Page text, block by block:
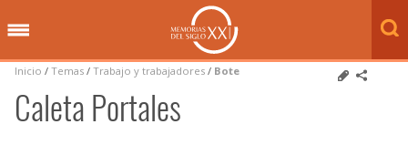
Inicio / Temas / Trabajo y trabajadores / Bote
Caleta Portales